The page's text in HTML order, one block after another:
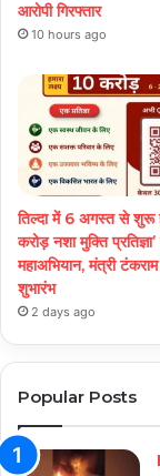
आरोपी गिरफ्तार
10 hours ago
तिल्दा में 6 अगस्त से शुरू
करोड़ नशा मुक्ति प्रतिज्ञा’
महाअभियान, मंत्री टंकराम
शुभारंभ
2 days ago
Popular Posts